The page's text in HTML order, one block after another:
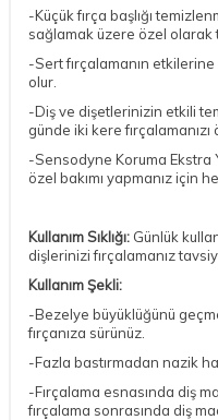
-Küçük fırça başlığı
sağlamak üzere özel olarak
-Sert fırçalamanın
olur.
-Diş ve dişetlerinizin etkili
günde iki kere fırçalamanızı
-Sensodyne Koruma Ekstra
özel bakımı yapmanız için
Kullanım Sıklığı: Günlük
dişlerinizi fırçalamanız
Kullanım Şekli:
-Bezelye büyüklüğünü
fırçanıza sürünüz.
-Fazla bastırmadan nazik
-Fırçalama esnasında diş
fırçalama sonrasında diş